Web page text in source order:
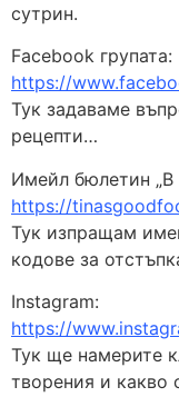
сутрин.
Facebook групата:
https://
Тук задаваме
рецепти…
Имейл бюлетин „В
https://
Тук изпращам
кодове за
Instagram:
https://
Тук ще намерите
творения и какво